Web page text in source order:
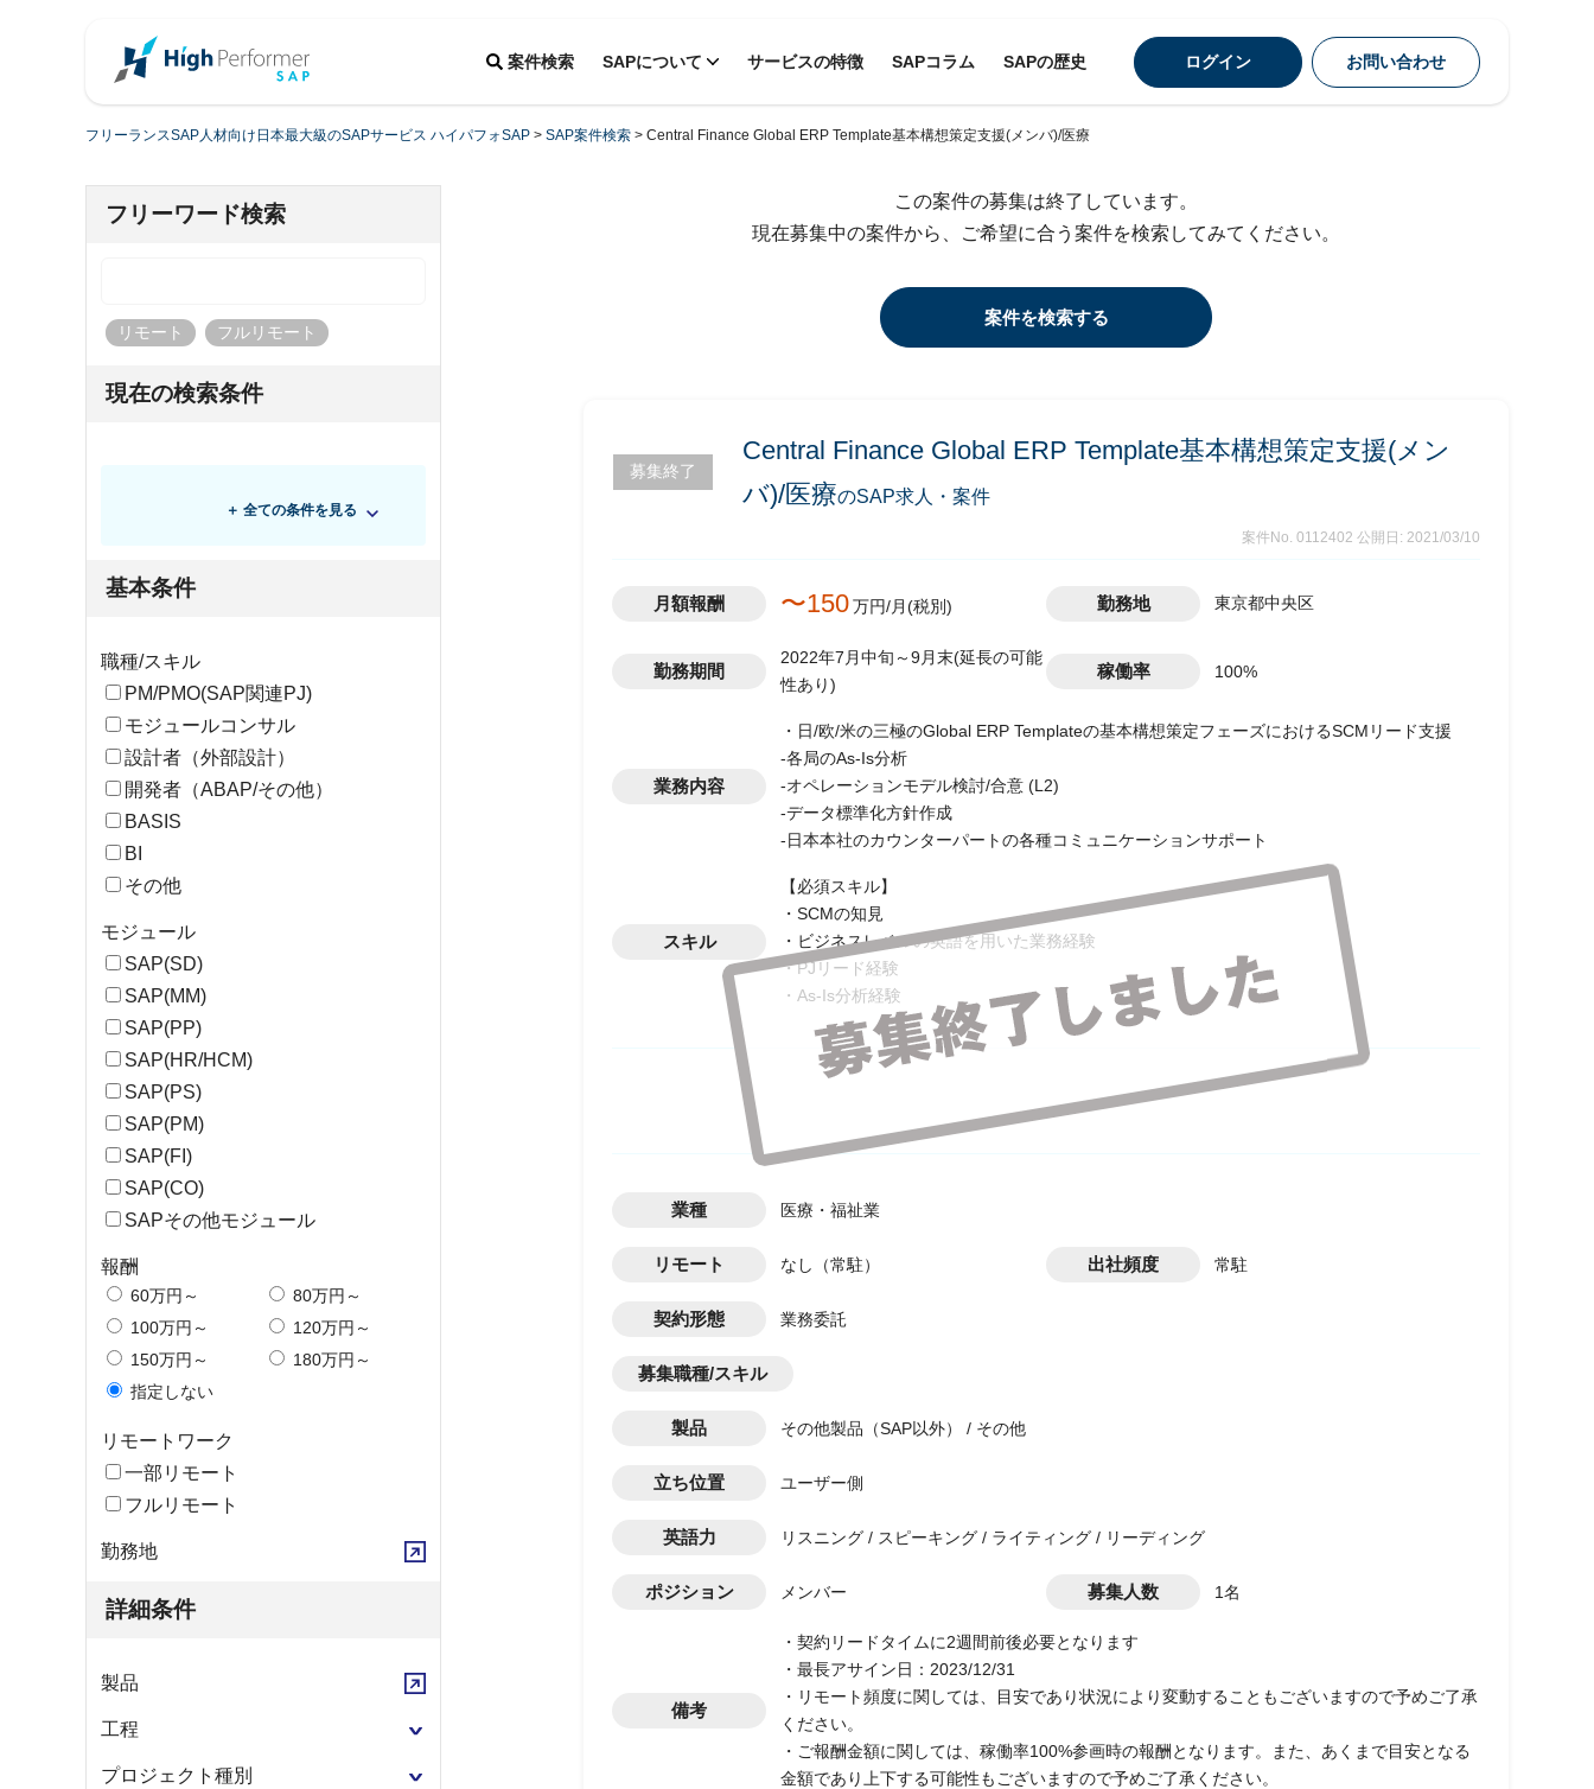
案件検索 SAPについて サービスの特徴 SAPコラム SAPの歴史 ログイン お問い合わせ
フリーランスSAP人材向け日本最大級のSAPサービス ハイパフォSAP > SAP案件検索 > Central Finance Global ERP Template基本構想策定支援(メンバ)/医療
フリーワード検索
リモート フルリモート
現在の検索条件
＋ 全ての条件を見る
基本条件
職種/スキル
PM/PMO(SAP関連PJ)
モジュールコンサル
設計者（外部設計）
開発者（ABAP/その他）
BASIS
BI
その他
モジュール
SAP(SD)
SAP(MM)
SAP(PP)
SAP(HR/HCM)
SAP(PS)
SAP(PM)
SAP(FI)
SAP(CO)
SAPその他モジュール
報酬
60万円～
80万円～
100万円～
120万円～
150万円～
180万円～
指定しない
リモートワーク
一部リモート
フルリモート
勤務地
詳細条件
製品
工程
プロジェクト種別
この案件の募集は終了しています。
現在募集中の案件から、ご希望に合う案件を検索してみてください。
案件を検索する
募集終了
Central Finance Global ERP Template基本構想策定支援(メン
バ)/医療のSAP求人・案件
案件No. 0112402 公開日: 2021/03/10
月額報酬 〜150万円/月(税別) 勤務地 東京都中央区
勤務期間
2022年7月中旬～9月末(延長の可能
性あり)
稼働率 100%
業務内容
・日/欧/米の三極のGlobal ERP Templateの基本構想策定フェーズにおけるSCMリード支援
-各局のAs-Is分析
-オペレーションモデル検討/合意 (L2)
-データ標準化方針作成
-日本本社のカウンターパートの各種コミュニケーションサポート
スキル
【必須スキル】
・SCMの知見
・ビジネスレベルの英語を用いた業務経験
・PJリード経験
・As-Is分析経験
業種 医療・福祉業
リモート なし（常駐） 出社頻度 常駐
契約形態 業務委託
募集職種/スキル
製品 その他製品（SAP以外） / その他
立ち位置 ユーザー側
英語力 リスニング / スピーキング / ライティング / リーディング
ポジション メンバー 募集人数 1名
備考
・契約リードタイムに2週間前後必要となります
・最長アサイン日：2023/12/31
・リモート頻度に関しては、目安であり状況により変動することもございますので予めご了承
ください。
・ご報酬金額に関しては、稼働率100%参画時の報酬となります。また、あくまで目安となる
金額であり上下する可能性もございますので予めご了承ください。